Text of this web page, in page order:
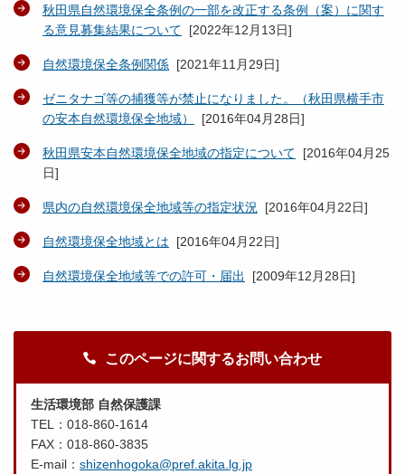
秋田県自然環境保全条例の一部を改正する条例（案）に関す
る意見募集結果について [2022年12月13日]
自然環境保全条例関係 [2021年11月29日]
ゼニタナゴ等の捕獲等が禁止になりました。（秋田県横手市
の安本自然環境保全地域）
[2016年04月28日]
秋田県安本自然環境保全地域の指定について [2016年04月25
日]
県内の自然環境保全地域等の指定状況 [2016年04月22日]
自然環境保全地域とは [2016年04月22日]
自然環境保全地域等での許可・届出 [2009年12月28日]
このページに関するお問い合わせ
生活環境部 自然保護課
TEL：018-860-1614
FAX：018-860-3835
E-mail： shizenhogoka@pref.akita.lg.jp